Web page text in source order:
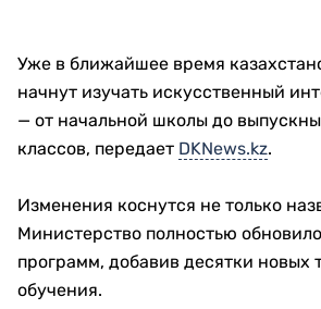
Уже в ближайшее время
начнут изучать искусственный
— от начальной школы до
классов, передает DKNews.kz.
Изменения коснутся не только
Министерство полностью
программ, добавив десятки новых
обучения.